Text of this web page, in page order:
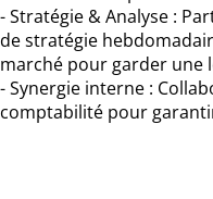
- Stratégie & Analyse :
de stratégie
marché pour garder une
- Synergie interne :
comptabilité pour